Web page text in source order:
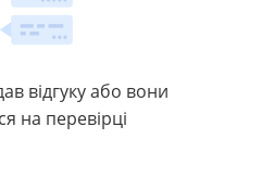
відгуку або вони
на перевірці